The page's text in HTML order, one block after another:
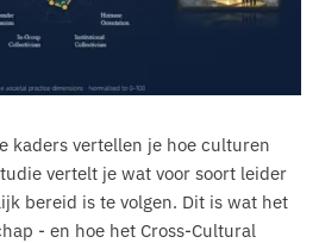
kaders vertellen je hoe culturen
vertelt je wat voor soort leider
bereid is te volgen. Dit is wat het
- en hoe het Cross-Cultural